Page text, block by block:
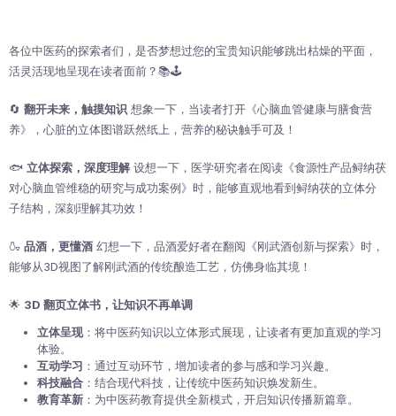
各位中医药的探索者们，是否梦想过您的宝贵知识能够跳出枯燥的平面，
活灵活现地呈现在读者面前？📚🕹️
🔄 翻开未来，触摸知识 想象一下，当读者打开《心脑血管健康与膳食营
养》，心脏的立体图谱跃然纸上，营养的秘诀触手可及！
🐟 立体探索，深度理解 设想一下，医学研究者在阅读《食源性产品鲟纳茯
对心脑血管维稳的研究与成功案例》时，能够直观地看到鲟纳茯的立体分
子结构，深刻理解其功效！
🍶 品酒，更懂酒 幻想一下，品酒爱好者在翻阅《刚武酒创新与探索》时，
能够从3D视图了解刚武酒的传统酿造工艺，仿佛身临其境！
🌟 3D 翻页立体书，让知识不再单调
立体呈现：将中医药知识以立体形式展现，让读者有更加直观的学习
体验。
互动学习 ：通过互动环节，增加读者的参与感和学习兴趣。
科技融合 ：结合现代科技，让传统中医药知识焕发新生。
教育革新 ：为中医药教育提供全新模式，开启知识传播新篇章。